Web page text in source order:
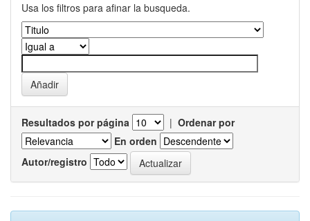
Usa los filtros para afinar la busqueda.
Resultados por página | Ordenar por
En orden
Autor/registro